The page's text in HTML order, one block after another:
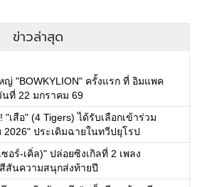
ข่าวล่าสุด
ญ่ "BOWKYLION" ครั้งแรก ที่ อิมแพค
ที่ 22 มกราคม 69
สือ" (4 Tigers) ได้รับเลือกเข้าร่วม
2026" ประเดิมฉายในทวีปยุโรป
อร์-เคิ่ล)" ปล่อยซิงเกิลที่ 2 เพลง
สีสันความสนุกส่งท้ายปี